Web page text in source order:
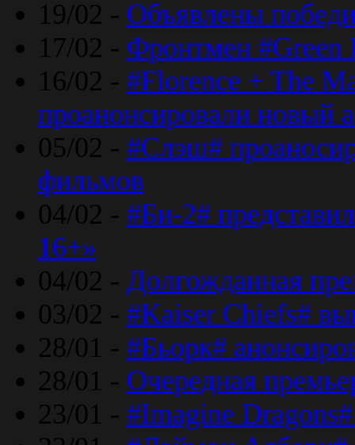
19/02 - Объявлены
17/02 - Фронтмен #Green
16/02 - #Florence + The
проанонсировали новый
05/02 - #Слэш#
фильмов
04/02 - #Би-2#
16+»
04/02 - Долгожданная
03/02 - #Kaiser Chiefs#
28/01 - #Бьорк#
28/01 - Очередная
23/01 - #Imagine